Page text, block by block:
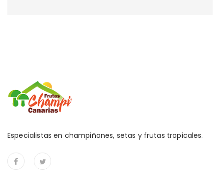
Especialistas en champiñones, setas y frutas tropicales.